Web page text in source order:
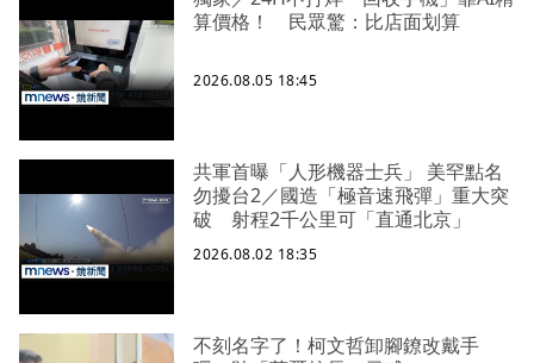
算價格！ 民眾驚：比店面划算
2026.08.05 18:45
共軍首曝「人形機器士兵」 美罕點名
勿擾台2／國造「極音速飛彈」重大突
破 射程2千公里可「直通北京」
2026.08.02 18:35
不刻名字了！柯文哲卸腳鐐改戴手